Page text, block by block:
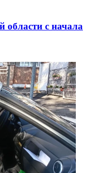
области с начала